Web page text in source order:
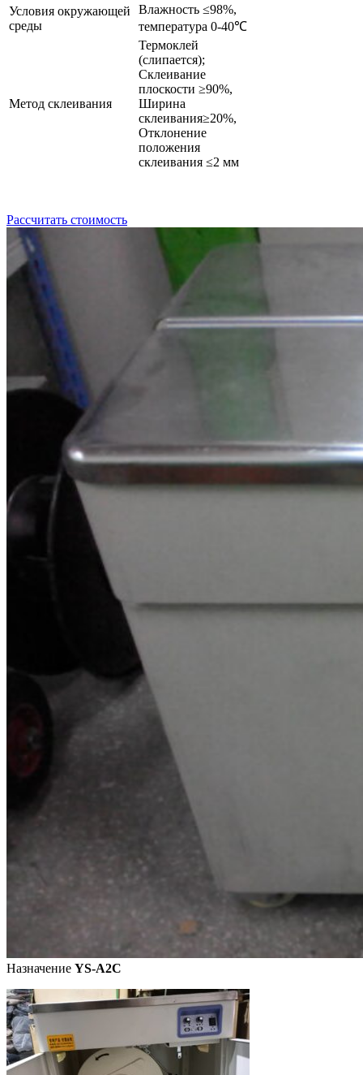
Условия окружающей
среды
Влажность ≤98%,
температура 0-40℃
Метод склеивания
Термоклей
(слипается);
Склеивание
плоскости ≥90%,
Ширина
склеивания≥20%,
Отклонение
положения
склеивания ≤2 мм
Рассчитать стоимость
Назначение YS-A2C